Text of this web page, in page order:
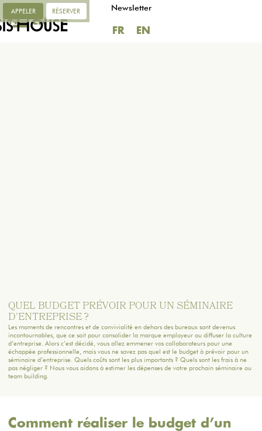
Newsletter
FR EN
FR EN
APPELER RÉSERVER
QUEL BUDGET PRÉVOIR POUR UN SÉMINAIRE
D’ENTREPRISE ?
Les moments de rencontres et de convivialité en dehors des bureaux sont devenus
incontournables, que ce soit pour consolider la marque employeur ou diffuser la culture
d’entreprise. Alors c’est décidé, vous allez emmener vos collaborateurs pour une
échappée professionnelle, mais vous ne savez pas quel est le budget à prévoir pour un
séminaire d’entreprise. Quels coûts sont les plus importants ? Quels sont les frais à ne
pas négliger ? Nous vous aidons à estimer les dépenses de votre prochain séminaire ou
team building.
Comment réaliser le budget d’un